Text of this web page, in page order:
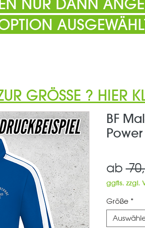
NUR DANN
BF
Power
ab
ggfls. zzgl.
Größe *
GRÖSSE ? HIER